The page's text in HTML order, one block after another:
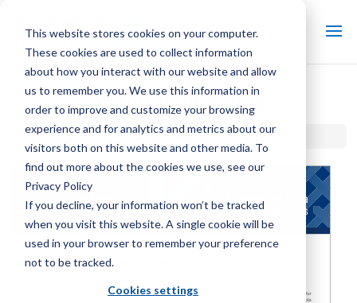
This website stores cookies on your computer.
These cookies are used to collect information
about how you interact with our website and allow
us to remember you. We use this information in
order to improve and customize your browsing
experience and for analytics and metrics about our
visitors both on this website and other media. To
find out more about the cookies we use, see our
Privacy Policy
If you decline, your information won’t be tracked
when you visit this website. A single cookie will be
used in your browser to remember your preference
not to be tracked.
Cookies settings
Motorraumheizung
Startseite / Bibliothek /Motorraumheizung